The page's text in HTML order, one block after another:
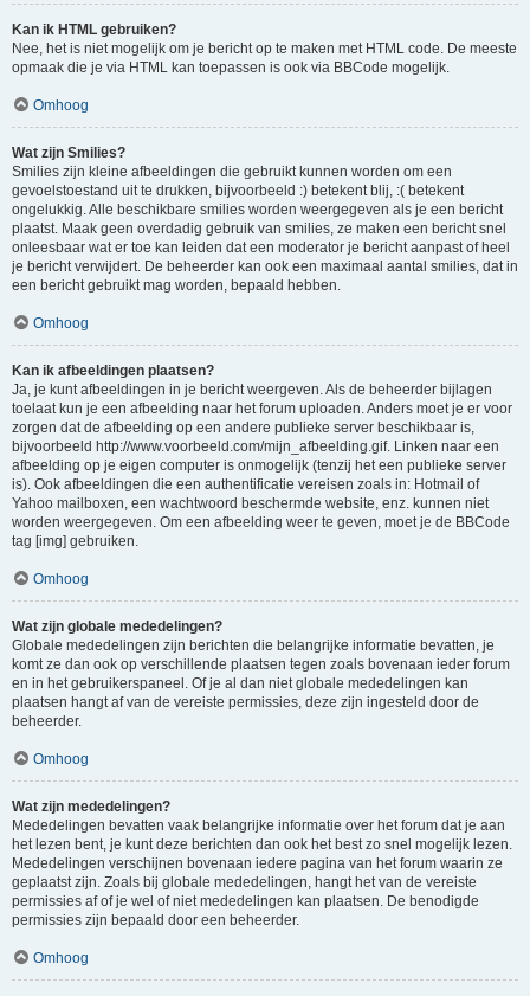
Kan ik HTML gebruiken?
Nee, het is niet mogelijk om je bericht op te maken met HTML code. De meeste
opmaak die je via HTML kan toepassen is ook via BBCode mogelijk.
Omhoog
Wat zijn Smilies?
Smilies zijn kleine afbeeldingen die gebruikt kunnen worden om een
gevoelstoestand uit te drukken, bijvoorbeeld :) betekent blij, :( betekent
ongelukkig. Alle beschikbare smilies worden weergegeven als je een bericht
plaatst. Maak geen overdadig gebruik van smilies, ze maken een bericht snel
onleesbaar wat er toe kan leiden dat een moderator je bericht aanpast of heel
je bericht verwijdert. De beheerder kan ook een maximaal aantal smilies, dat in
een bericht gebruikt mag worden, bepaald hebben.
Omhoog
Kan ik afbeeldingen plaatsen?
Ja, je kunt afbeeldingen in je bericht weergeven. Als de beheerder bijlagen
toelaat kun je een afbeelding naar het forum uploaden. Anders moet je er voor
zorgen dat de afbeelding op een andere publieke server beschikbaar is,
bijvoorbeeld http://www.voorbeeld.com/mijn_afbeelding.gif. Linken naar een
afbeelding op je eigen computer is onmogelijk (tenzij het een publieke server
is). Ook afbeeldingen die een authentificatie vereisen zoals in: Hotmail of
Yahoo mailboxen, een wachtwoord beschermde website, enz. kunnen niet
worden weergegeven. Om een afbeelding weer te geven, moet je de BBCode
tag [img] gebruiken.
Omhoog
Wat zijn globale mededelingen?
Globale mededelingen zijn berichten die belangrijke informatie bevatten, je
komt ze dan ook op verschillende plaatsen tegen zoals bovenaan ieder forum
en in het gebruikerspaneel. Of je al dan niet globale mededelingen kan
plaatsen hangt af van de vereiste permissies, deze zijn ingesteld door de
beheerder.
Omhoog
Wat zijn mededelingen?
Mededelingen bevatten vaak belangrijke informatie over het forum dat je aan
het lezen bent, je kunt deze berichten dan ook het best zo snel mogelijk lezen.
Mededelingen verschijnen bovenaan iedere pagina van het forum waarin ze
geplaatst zijn. Zoals bij globale mededelingen, hangt het van de vereiste
permissies af of je wel of niet mededelingen kan plaatsen. De benodigde
permissies zijn bepaald door een beheerder.
Omhoog